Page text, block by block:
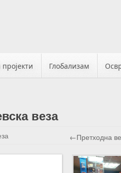
Глобализам
веза
←Претходна